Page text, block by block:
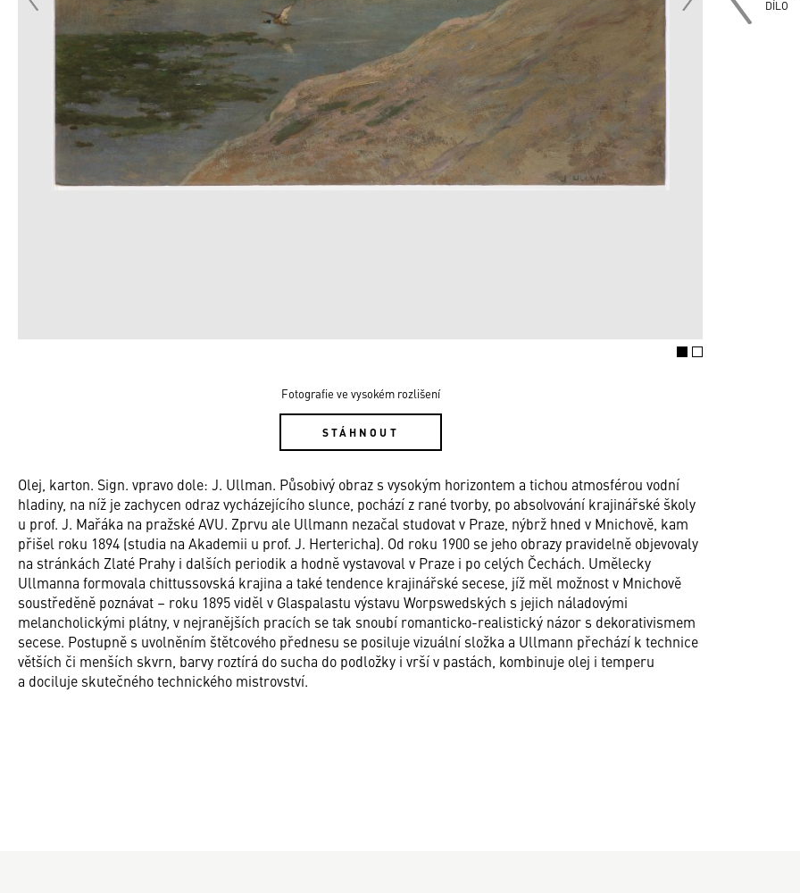
Fotografie ve vysokém rozlišení
STÁHNOUT
DÍLO
Olej, karton. Sign. vpravo dole: J. Ullman. Působivý obraz s vysokým horizontem a tichou atmosférou vodní
hladiny, na níž je zachycen odraz vycházejícího slunce, pochází z rané tvorby, po absolvování krajinářské školy
u prof. J. Mařáka na pražské AVU. Zprvu ale Ullmann nezačal studovat v Praze, nýbrž hned v Mnichově, kam
přišel roku 1894 (studia na Akademii u prof. J. Hertericha). Od roku 1900 se jeho obrazy pravidelně objevovaly
na stránkách Zlaté Prahy i dalších periodik a hodně vystavoval v Praze i po celých Čechách. Umělecky
Ullmanna formovala chittussovská krajina a také tendence krajinářské secese, jíž měl možnost v Mnichově
soustředěně poznávat – roku 1895 viděl v Glaspalastu výstavu Worpswedských s jejich náladovými
melancholickými plátny, v nejranějších pracích se tak snoubí romanticko-realistický názor s dekorativismem
secese. Postupně s uvolněním štětcového přednesu se posiluje vizuální složka a Ullmann přechází k technice
větších či menších skvrn, barvy roztírá do sucha do podložky i vrší v pastách, kombinuje olej i temperu
a dociluje skutečného technického mistrovství.